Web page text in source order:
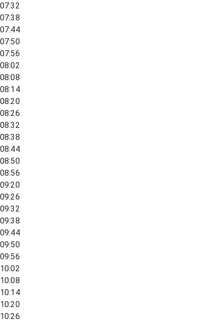
07:32
07:38
07:44
07:50
07:56
08:02
08:08
08:14
08:20
08:26
08:32
08:38
08:44
08:50
08:56
09:20
09:26
09:32
09:38
09:44
09:50
09:56
10:02
10:08
10:14
10:20
10:26